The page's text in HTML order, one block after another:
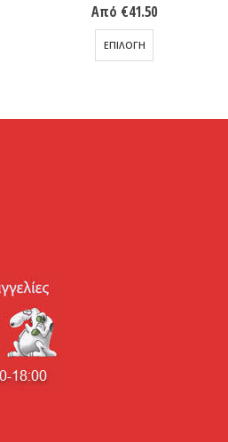
Από €41.50
ΕΠΙΛΟΓΉ
Αυτό το προϊόν έχει πολλαπλές παραλλαγές. Οι επιλογές μπορούν να επιλεγούν στη σελίδα του προϊόντος